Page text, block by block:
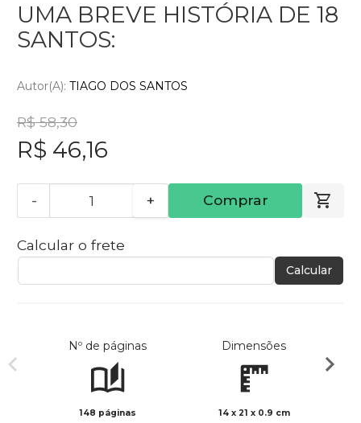
UMA BREVE HISTÓRIA DE 18
SANTOS:
Autor(a): TIAGO DOS SANTOS
R$ 58,30
R$ 46,16
- + Comprar
Calcular o frete
Calcular
Nº de páginas
148 páginas
Dimensões
14 x 21 x 0.9 cm